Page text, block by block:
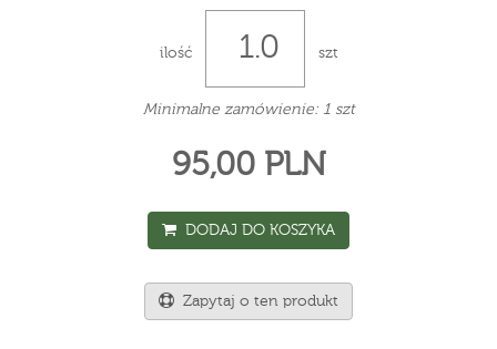
ilość szt
Minimalne zamówienie: 1 szt
95,00 PLN
DODAJ DO KOSZYKA
Zapytaj o ten produkt